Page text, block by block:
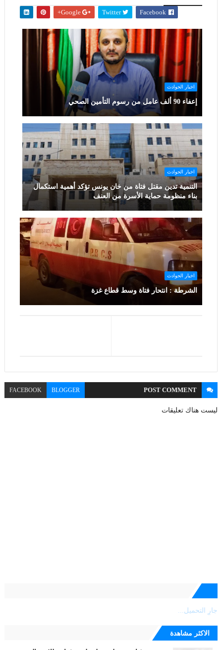
Facebook
Twitter
Google+
اخبار الحوادث
إعفاء 90 ألف عامل من رسوم التأمين الصحي
اخبار الحوادث
التنمية تدين مقتل فتاة من خان يونس تؤكد أهمية استكمال
بناء منظومة حماية الأسرة من العنف
اخبار الحوادث
الشرطة : انتحار فتاة وسط قطاع غزة
POSTCOMMENT
BLOGGER
FACEBOOK
ليست هناك تعليقات
جارٍ التحميل...
الاكثر مشاهدة